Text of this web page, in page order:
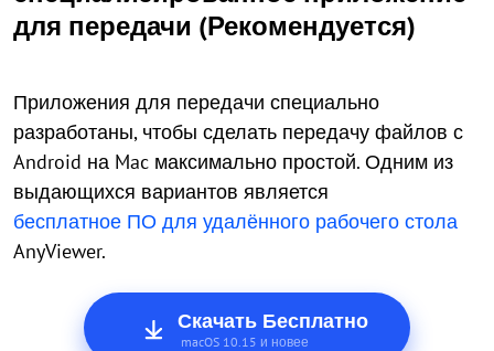
для передачи (Рекомендуется)
Приложения для передачи специально
разработаны, чтобы сделать передачу файлов с
Android на Mac максимально простой. Одним из
выдающихся вариантов является
бесплатное ПО для удалённого рабочего стола
AnyViewer.
Скачать Бесплатно
macOS 10.15 и новее